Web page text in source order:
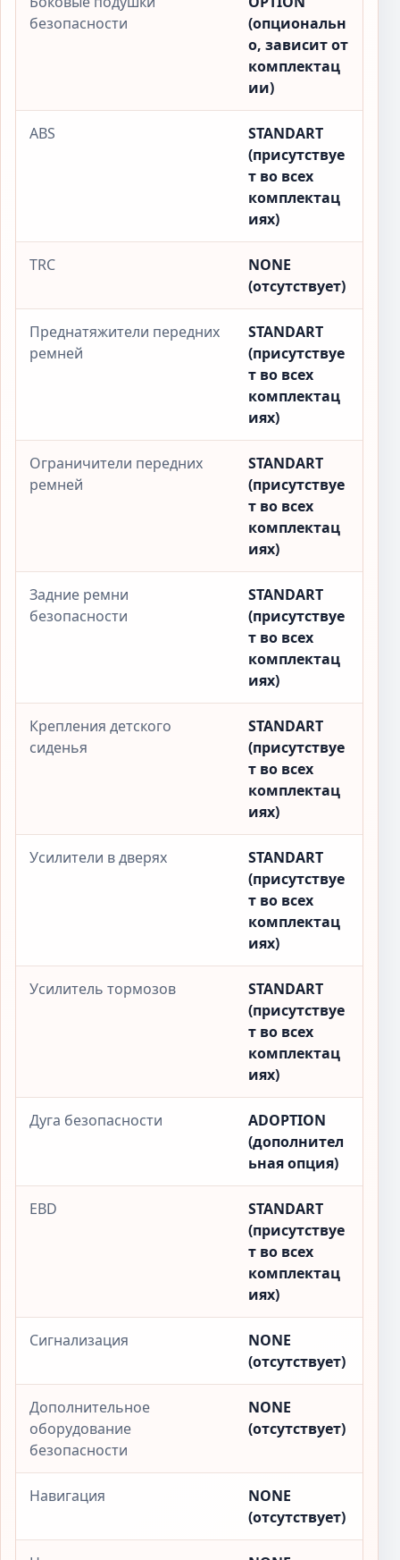
безопасности
(опциональн
о, зависит от
комплектац
ии)
ABS
STANDART
(присутствуе
т во всех
комплектац
иях)
TRC
NONE
(отсутствует)
Преднатяжители передних
ремней
STANDART
(присутствуе
т во всех
комплектац
иях)
Ограничители передних
ремней
STANDART
(присутствуе
т во всех
комплектац
иях)
Задние ремни
безопасности
STANDART
(присутствуе
т во всех
комплектац
иях)
Крепления детского
сиденья
STANDART
(присутствуе
т во всех
комплектац
иях)
Усилители в дверях
STANDART
(присутствуе
т во всех
комплектац
иях)
Усилитель тормозов
STANDART
(присутствуе
т во всех
комплектац
иях)
Дуга безопасности
ADOPTION
(дополнител
ьная опция)
EBD
STANDART
(присутствуе
т во всех
комплектац
иях)
Сигнализация
NONE
(отсутствует)
Дополнительное
оборудование
безопасности
NONE
(отсутствует)
Навигация
NONE
(отсутствует)